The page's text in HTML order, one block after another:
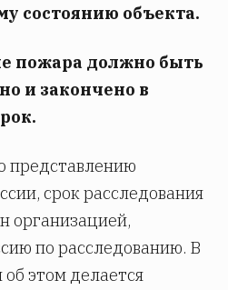
состоянию объекта.
пожара должно быть
и закончено в
представлению
срок расследования
организацией,
по расследованию. В
об этом делается